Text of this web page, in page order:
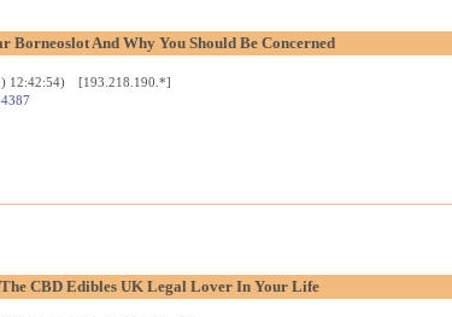
Borneoslot And Why You Should Be Concerned
12:42:54) [193.218.190.*]
CBD Edibles UK Legal Lover In Your Life